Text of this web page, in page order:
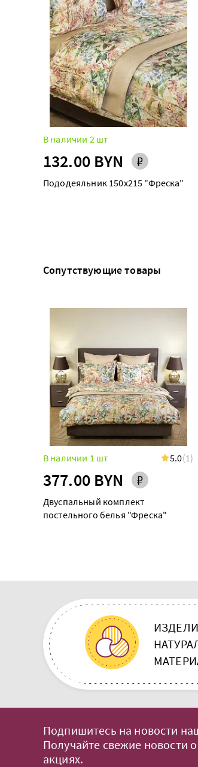
В наличии 2 шт
132.00 BYN
Пододеяльник 150х215 "Фреска"
Сопутствующие товары
В наличии 1 шт 5.0(1)
377.00 BYN
Двуспальный комплект
постельного белья "Фреска"
Подпишитесь на новости
Получайте свежие новости
акциях.